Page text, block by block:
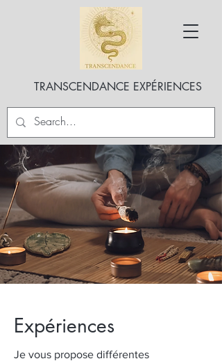
TRANSCENDANCE EXPÉRIENCES
Expériences
Je vous propose différentes